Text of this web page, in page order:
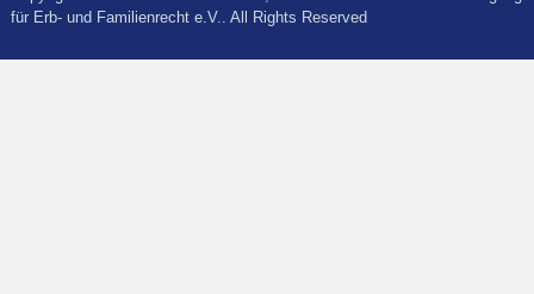
für Erb- und Familienrecht e.V.. All Rights Reserved